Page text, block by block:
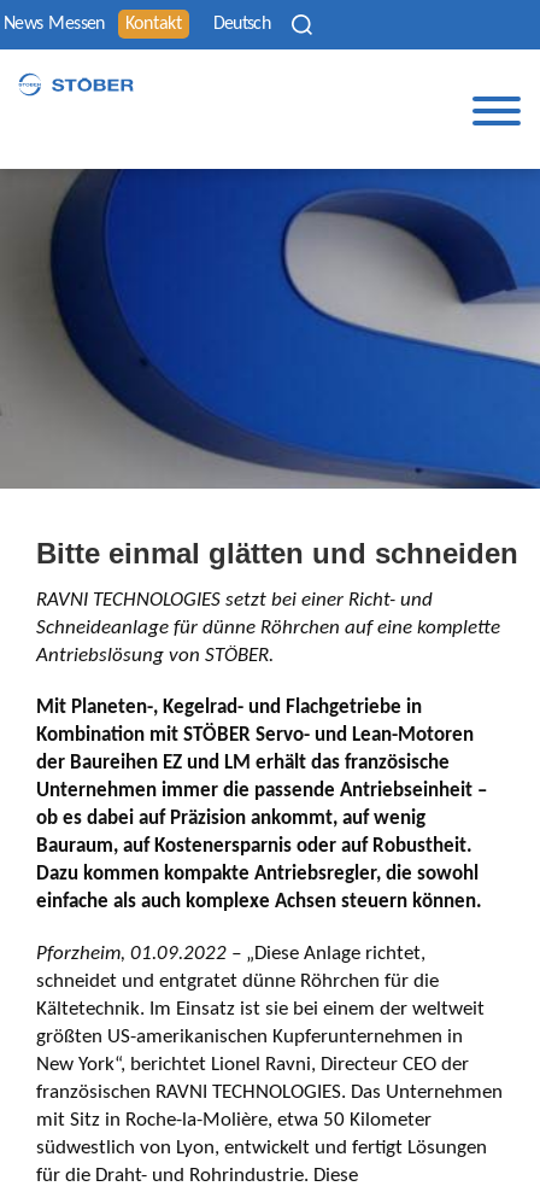
News Messen Kontakt Deutsch
Bitte einmal glätten und schneiden
RAVNI TECHNOLOGIES setzt bei einer Richt- und
Schneideanlage für dünne Röhrchen auf eine komplette
Antriebslösung von STÖBER.
Mit Planeten-, Kegelrad- und Flachgetriebe in
Kombination mit STÖBER Servo- und Lean-Motoren
der Baureihen EZ und LM erhält das französische
Unternehmen immer die passende Antriebseinheit –
ob es dabei auf Präzision ankommt, auf wenig
Bauraum, auf Kostenersparnis oder auf Robustheit.
Dazu kommen kompakte Antriebsregler, die sowohl
einfache als auch komplexe Achsen steuern können.
Pforzheim, 01.09.2022 – „Diese Anlage richtet,
schneidet und entgratet dünne Röhrchen für die
Kältetechnik. Im Einsatz ist sie bei einem der weltweit
größten US-amerikanischen Kupferunternehmen in
New York“, berichtet Lionel Ravni, Directeur CEO der
französischen RAVNI TECHNOLOGIES. Das Unternehmen
mit Sitz in Roche-la-Molière, etwa 50 Kilometer
südwestlich von Lyon, entwickelt und fertigt Lösungen
für die Draht- und Rohrindustrie. Diese